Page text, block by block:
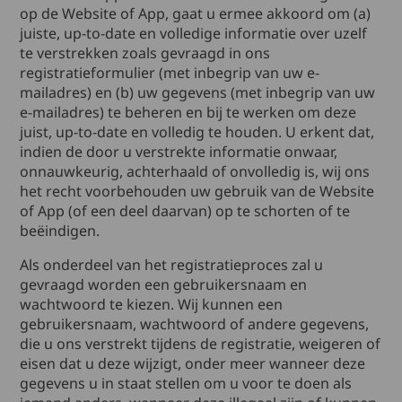
op de Website of App, gaat u ermee akkoord om (a)
juiste, up-to-date en volledige informatie over uzelf
te verstrekken zoals gevraagd in ons
registratieformulier (met inbegrip van uw e-
mailadres) en (b) uw gegevens (met inbegrip van uw
e-mailadres) te beheren en bij te werken om deze
juist, up-to-date en volledig te houden. U erkent dat,
indien de door u verstrekte informatie onwaar,
onnauwkeurig, achterhaald of onvolledig is, wij ons
het recht voorbehouden uw gebruik van de Website
of App (of een deel daarvan) op te schorten of te
beëindigen.
Als onderdeel van het registratieproces zal u
gevraagd worden een gebruikersnaam en
wachtwoord te kiezen. Wij kunnen een
gebruikersnaam, wachtwoord of andere gegevens,
die u ons verstrekt tijdens de registratie, weigeren of
eisen dat u deze wijzigt, onder meer wanneer deze
gegevens u in staat stellen om u voor te doen als